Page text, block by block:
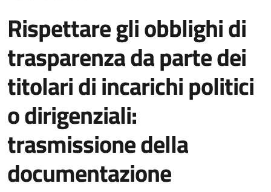
Rispettare gli obblighi di
trasparenza da parte dei
titolari di incarichi politici
o dirigenziali:
trasmissione della
documentazione